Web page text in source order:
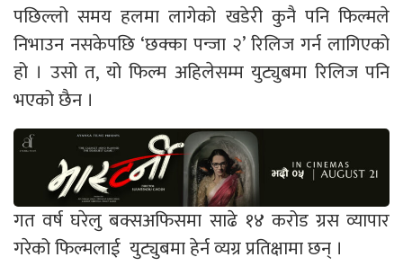
पछिल्लो समय हलमा लागेको खडेरी कुनै पनि फिल्मले
निभाउन नसकेपछि ‘छक्का पन्जा २’ रिलिज गर्न लागिएको
हो । उसो त, यो फिल्म अहिलेसम्म युट्युबमा रिलिज पनि
भएको छैन ।
गत वर्ष घरेलु बक्सअफिसमा साढे १४ करोड ग्रस व्यापार
गरेको फिल्मलाई युट्युबमा हेर्न व्यग्र प्रतिक्षामा छन् ।